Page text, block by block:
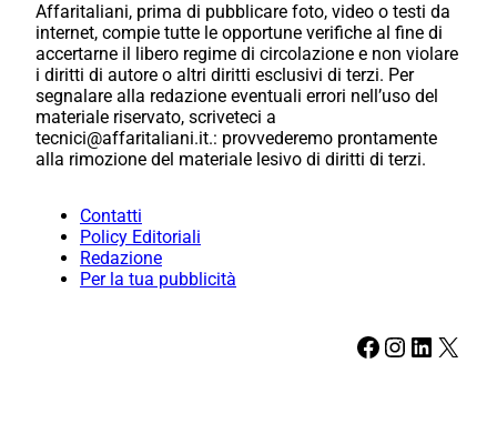
Affaritaliani, prima di pubblicare foto, video o testi da
internet, compie tutte le opportune verifiche al fine di
accertarne il libero regime di circolazione e non violare
i diritti di autore o altri diritti esclusivi di terzi. Per
segnalare alla redazione eventuali errori nell’uso del
materiale riservato, scriveteci a
tecnici@affaritaliani.it.: provvederemo prontamente
alla rimozione del materiale lesivo di diritti di terzi.
Contatti
Policy Editoriali
Redazione
Per la tua pubblicità
Facebook Instagram LinkedIn X